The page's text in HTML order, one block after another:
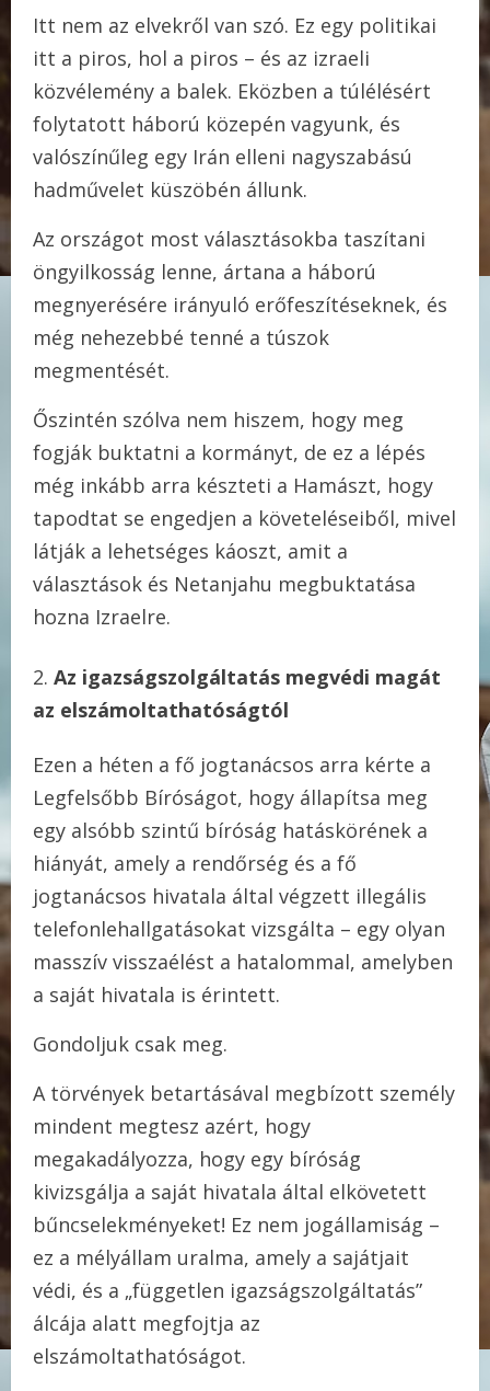
Itt nem az elvekről van szó. Ez egy politikai
itt a piros, hol a piros – és az izraeli
közvélemény a balek. Eközben a túlélésért
folytatott háború közepén vagyunk, és
valószínűleg egy Irán elleni nagyszabású
hadművelet küszöbén állunk.
Az országot most választásokba taszítani
öngyilkosság lenne, ártana a háború
megnyerésére irányuló erőfeszítéseknek, és
még nehezebbé tenné a túszok
megmentését.
Őszintén szólva nem hiszem, hogy meg
fogják buktatni a kormányt, de ez a lépés
még inkább arra készteti a Hamászt, hogy
tapodtat se engedjen a követeléseiből, mivel
látják a lehetséges káoszt, amit a
választások és Netanjahu megbuktatása
hozna Izraelre.
Az igazságszolgáltatás megvédi magát
az elszámoltathatóságtól
Ezen a héten a fő jogtanácsos arra kérte a
Legfelsőbb Bíróságot, hogy állapítsa meg
egy alsóbb szintű bíróság hatáskörének a
hiányát, amely a rendőrség és a fő
jogtanácsos hivatala által végzett illegális
telefonlehallgatásokat vizsgálta – egy olyan
masszív visszaélést a hatalommal, amelyben
a saját hivatala is érintett.
Gondoljuk csak meg.
A törvények betartásával megbízott személy
mindent megtesz azért, hogy
megakadályozza, hogy egy bíróság
kivizsgálja a saját hivatala által elkövetett
bűncselekményeket! Ez nem jogállamiság –
ez a mélyállam uralma, amely a sajátjait
védi, és a „független igazságszolgáltatás”
álcája alatt megfojtja az
elszámoltathatóságot.